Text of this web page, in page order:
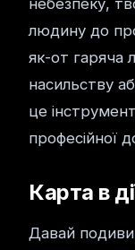
небезпеку,
людину до
як-от гаряча
насильству
це
професійної
Карта в
Давай